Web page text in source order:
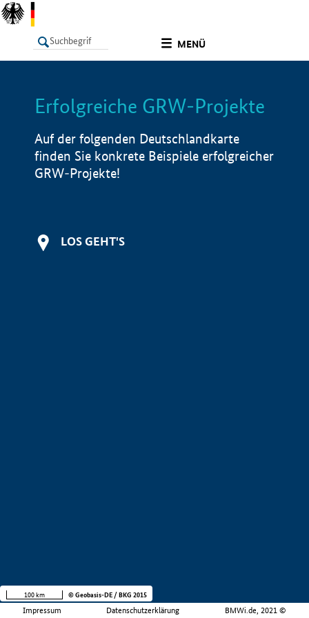
MENÜ
LISTE Info
Erfolgreiche GRW-Projekte
Auf der folgenden Deutschlandkarte
finden Sie konkrete Beispiele erfolgreicher
GRW-Projekte!
LOS GEHT'S
Impressum Datenschutzerklärung BMWi.de, 2021 ©
100 km © Geobasis-DE / BKG 2015